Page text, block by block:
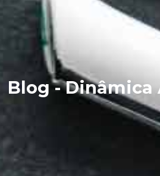
Blog - Dinâmica